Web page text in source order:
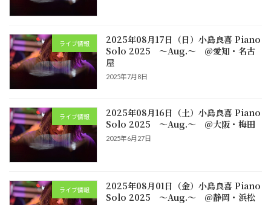
ライブ情報
2025年08月17日（日）小島良喜 Piano
Solo 2025 ～Aug.～ @愛知・名古
屋
2025年7月8日
ライブ情報
2025年08月16日（土）小島良喜 Piano
Solo 2025 ～Aug.～ @大阪・梅田
2025年6月27日
ライブ情報
2025年08月01日（金）小島良喜 Piano
Solo 2025 ～Aug.～ @静岡・浜松